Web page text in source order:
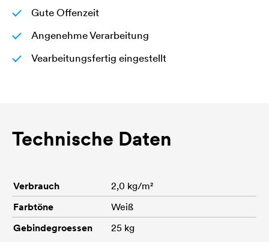
Gute Offenzeit
Angenehme Verarbeitung
Vearbeitungsfertig eingestellt
Technische Daten
Verbrauch
2,0 kg/m²
Farbtöne
Weiß
Gebindegroessen
25 kg